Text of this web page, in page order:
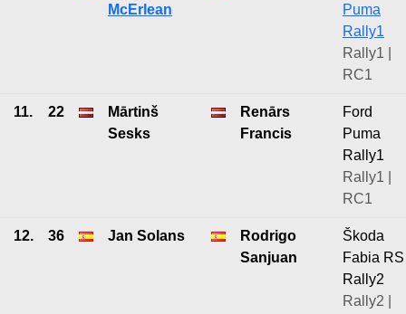
McErlean
Puma
Rally1
Rally1 |
RC1
11. 22
Mārtinš
Sesks
Renārs
Francis
Ford
Puma
Rally1
Rally1 |
RC1
12. 36 Jan Solans
Rodrigo
Sanjuan
Škoda
Fabia RS
Rally2
Rally2 |